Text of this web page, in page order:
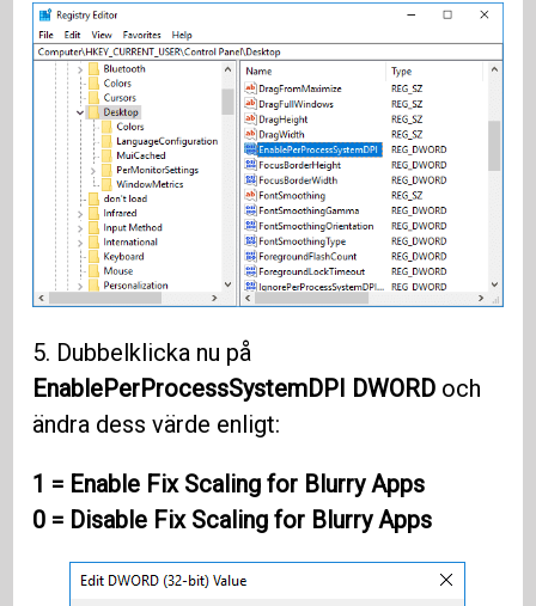
5. Dubbelklicka nu på
EnablePerProcessSystemDPI DWORD och
ändra dess värde enligt:
1 = Enable Fix Scaling for Blurry Apps
0 = Disable Fix Scaling for Blurry Apps